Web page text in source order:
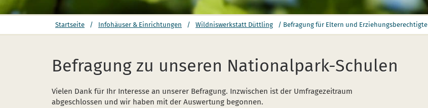
sich
Startseite / Infohäuser & Einrichtungen / Wildniswerkstatt Düttling / Befragung für Eltern und Erziehungsberechtigte
Befragung zu unseren Nationalpark-Schulen
Vielen Dank für Ihr Interesse an unserer Befragung. Inzwischen ist der Umfragezeitraum
abgeschlossen und wir haben mit der Auswertung begonnen.